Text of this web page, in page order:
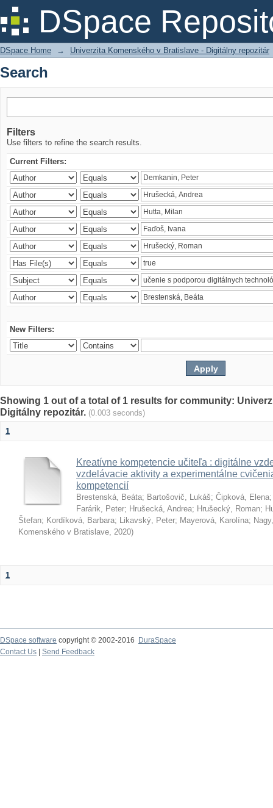
DSpace
Search
DSpace Home → Univerzita Komenského v Bratislave - Digitálny repozitár
Search
Filters
Use filters to refine the search results.
Current Filters:
New Filters:
Showing 1 out of a total of 1 results for community:
Digitálny repozitár. (0.003 seconds)
1
Kreatívne kompetencie učiteľa : digitálne
vzdelávacie aktivity a experimentálne
kompetencií
Brestenská, Beáta; Bartošovič, Lukáš; Čipková, Elena
Farárik, Peter; Hrušecká, Andrea; Hrušecký, Roman;
Štefan; Kordíková, Barbara; Likavský, Peter; Mayerová, Karolína;
Komenského v Bratislave, 2020)
1
DSpace software copyright © 2002-2016
DuraSpace
Contact Us
Send Feedback